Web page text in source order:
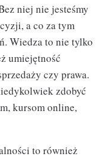
niej nie jesteśmy
a co za tym
Wiedza to nie tylko
umiejętność
czy prawa.
zdobyć
kursom online,
to również